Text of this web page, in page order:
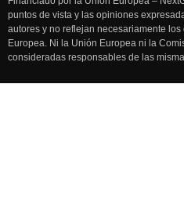
puntos de vista y las opiniones
autores y no reflejan necesariamente
Europea. Ni la Unión Europea ni la
consideradas responsables de las